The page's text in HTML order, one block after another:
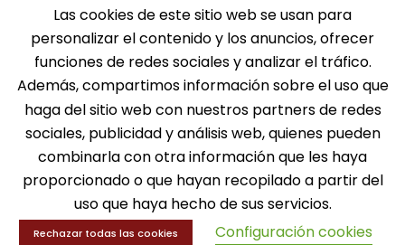
SOLICITA INFORMACIÓN
MENÚ
Balones
Deportes
Educación física
Entrenamiento y educación física
Las cookies de este sitio web se usan para
personalizar el contenido y los anuncios, ofrecer
funciones de redes sociales y analizar el tráfico.
Además, compartimos información sobre el uso que
haga del sitio web con nuestros partners de redes
sociales, publicidad y análisis web, quienes pueden
combinarla con otra información que les haya
proporcionado o que hayan recopilado a partir del
uso que haya hecho de sus servicios.
Rechazar todas las cookies Configuración cookies